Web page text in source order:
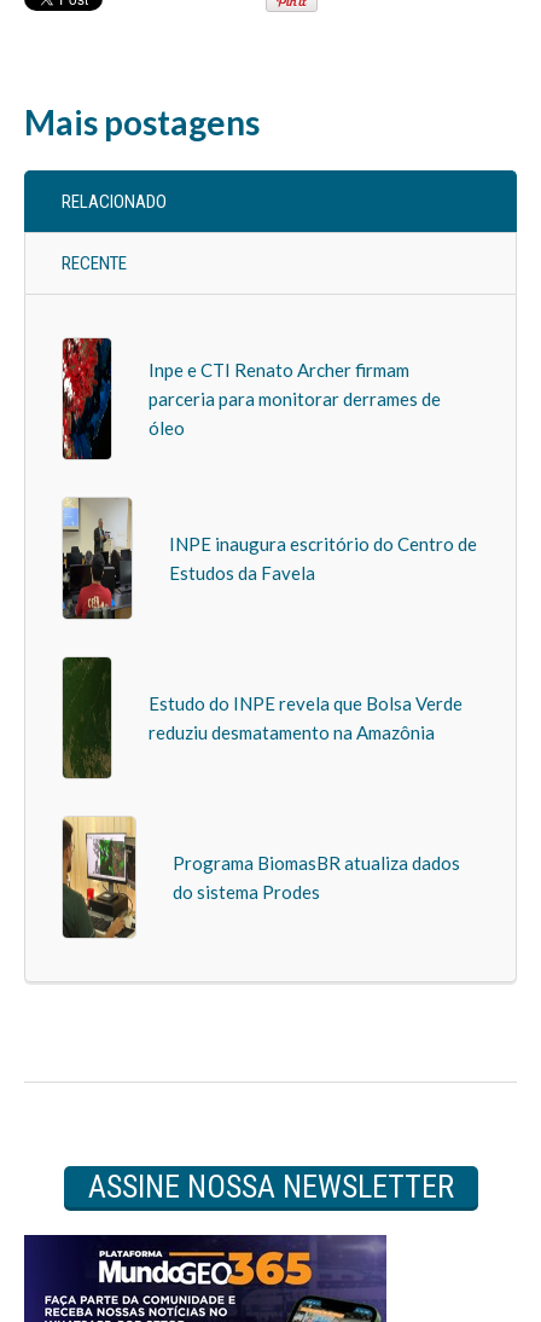
Mais postagens
RELACIONADO
RECENTE
Inpe e CTI Renato Archer firmam
parceria para monitorar derrames de
óleo
INPE inaugura escritório do Centro de
Estudos da Favela
Estudo do INPE revela que Bolsa Verde
reduziu desmatamento na Amazônia
Programa BiomasBR atualiza dados
do sistema Prodes
ASSINE NOSSA NEWSLETTER